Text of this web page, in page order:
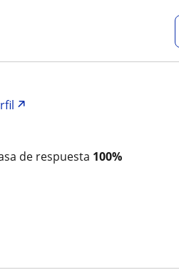
de respuesta 100%